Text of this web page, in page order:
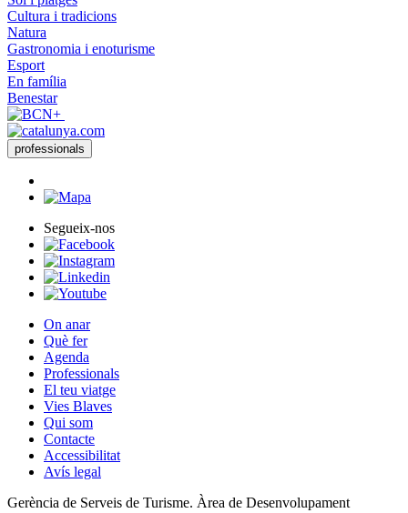
Cultura i tradicions
Natura
Gastronomia i enoturisme
Esport
En família
Benestar
professionals
Segueix-nos
On anar
Què fer
Agenda
Professionals
El teu viatge
Vies Blaves
Qui som
Contacte
Accessibilitat
Avís legal
Gerència de Serveis de Turisme. Àrea de Desenvolupament